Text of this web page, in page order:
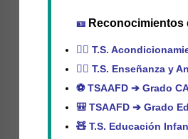
🪪 Reconocimientos
🏃‍♂️ T.S.
🤸‍♂️ T.S. Enseñanza y
⚽TSAAFD ➔ Grado
🎒 TSAAFD ➔ Grado
🧸 T.S. Educación